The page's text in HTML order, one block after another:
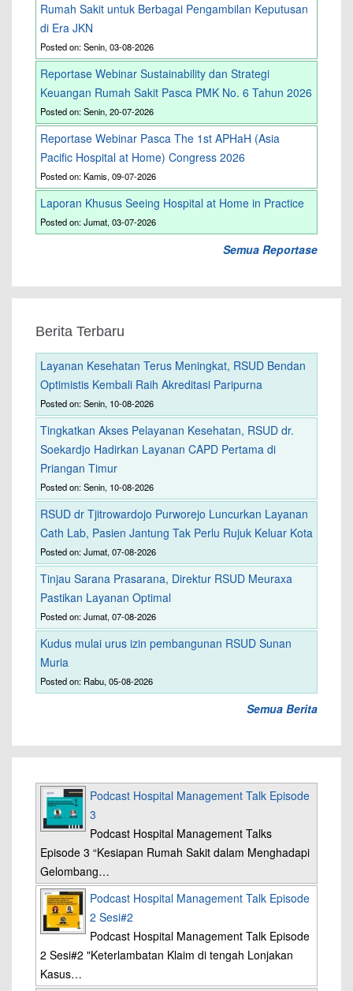
Rumah Sakit untuk Berbagai Pengambilan Keputusan
di Era JKN
Posted on: Senin, 03-08-2026
Reportase Webinar Sustainability dan Strategi
Keuangan Rumah Sakit Pasca PMK No. 6 Tahun 2026
Posted on: Senin, 20-07-2026
Reportase Webinar Pasca The 1st APHaH (Asia
Pacific Hospital at Home) Congress 2026
Posted on: Kamis, 09-07-2026
Laporan Khusus Seeing Hospital at Home in Practice
Posted on: Jumat, 03-07-2026
Semua Reportase
Berita Terbaru
Layanan Kesehatan Terus Meningkat, RSUD Bendan
Optimistis Kembali Raih Akreditasi Paripurna
Posted on: Senin, 10-08-2026
Tingkatkan Akses Pelayanan Kesehatan, RSUD dr.
Soekardjo Hadirkan Layanan CAPD Pertama di
Priangan Timur
Posted on: Senin, 10-08-2026
RSUD dr Tjitrowardojo Purworejo Luncurkan Layanan
Cath Lab, Pasien Jantung Tak Perlu Rujuk Keluar Kota
Posted on: Jumat, 07-08-2026
Tinjau Sarana Prasarana, Direktur RSUD Meuraxa
Pastikan Layanan Optimal
Posted on: Jumat, 07-08-2026
Kudus mulai urus izin pembangunan RSUD Sunan
Muria
Posted on: Rabu, 05-08-2026
Semua Berita
Podcast Hospital Management Talk Episode
3
Podcast Hospital Management Talks
Episode 3 “Kesiapan Rumah Sakit dalam Menghadapi
Gelombang…
Podcast Hospital Management Talk Episode
2 Sesi#2
Podcast Hospital Management Talk Episode
2 Sesi#2 "Keterlambatan Klaim di tengah Lonjakan
Kasus…